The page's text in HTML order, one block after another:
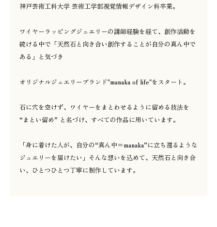
神戸芸術工科大学 芸術工学部視覚情報デザイン科卒業。
ワイヤーラッピングジュエリーの講師経験を経て、創作活動を
続ける中で「天然石と向き合い創作することが自分の真ん中で
ある」と気づき
オリジナルジュエリーブランド"manaka of life"をスタート。
石に穴を空けず、ワイヤーをまとわせるように留める技法を
“まとい留め” と名づけ、すべての作品に用いています。
「身に着けた人が、自分の“真ん中＝manaka”に立ち還るような
ジュエリーを届けたい」そんな想いを込めて、天然石と向き合
い、ひとつひとつ丁寧に制作しています。